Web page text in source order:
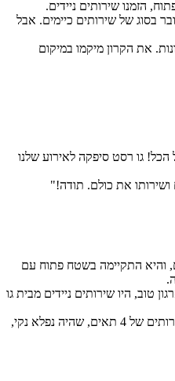
הזמנו שירותים ניידים.
בסוג של שירותים כיימים. אבל
את הקרון מיקמו במיקום
גו רסט סיפקה לאירוע שלנו
ושירותו את כולם. תודה!"
והיא התקיימה בשטח פתוח עם
טוב, היו שירותים ניידים מבית גו
תודה רבה לצוות שהמליץ על קרון שירותים של 4 תאים, שהיה נפלא נקי,